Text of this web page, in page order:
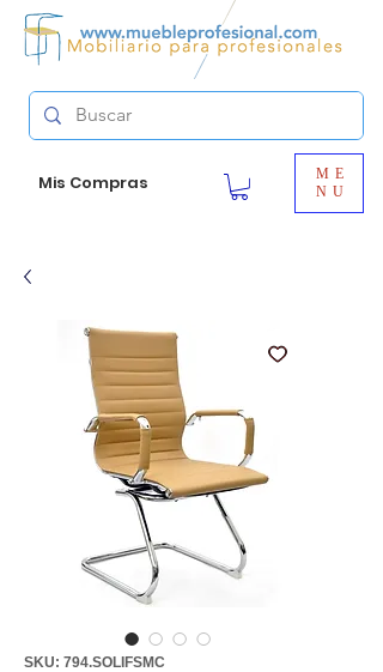
Mis Compras
ME
NU
SKU: 794.SOLIFSMC